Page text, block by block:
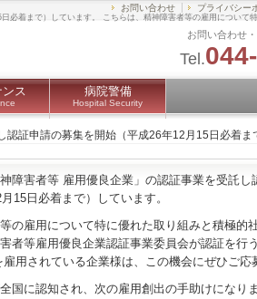
必着まで）しています。 こちらは、精神障害者等の雇用について
お問い合わせ
Tel.
お問い合わせ プライバシー
ンス 病院警備
Hospital Security
証申請の募集を開始（平成26年12月15日必着ま
障害者等 雇用優良企業」の認証事業を受託し
15日必着まで）しています。
の雇用について特に優れた取り組みと積極的
者等雇用優良企業認証事業委員会が認証を行
用されている企業様は、この機会にぜひご応
国に認知され、次の雇用創出の手助けになり